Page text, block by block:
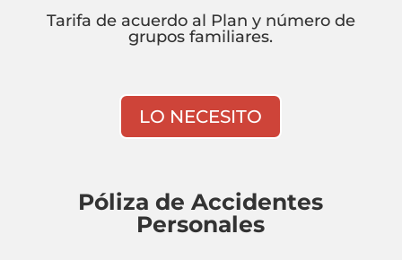
Tarifa de acuerdo al Plan y número de
grupos familiares.
LO NECESITO
Póliza de Accidentes
Personales